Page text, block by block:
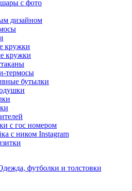
с фото
дизайном
кружки
кружки
термосы
бутылки
с гос номером
с ником Instagram
футболки и толстовки